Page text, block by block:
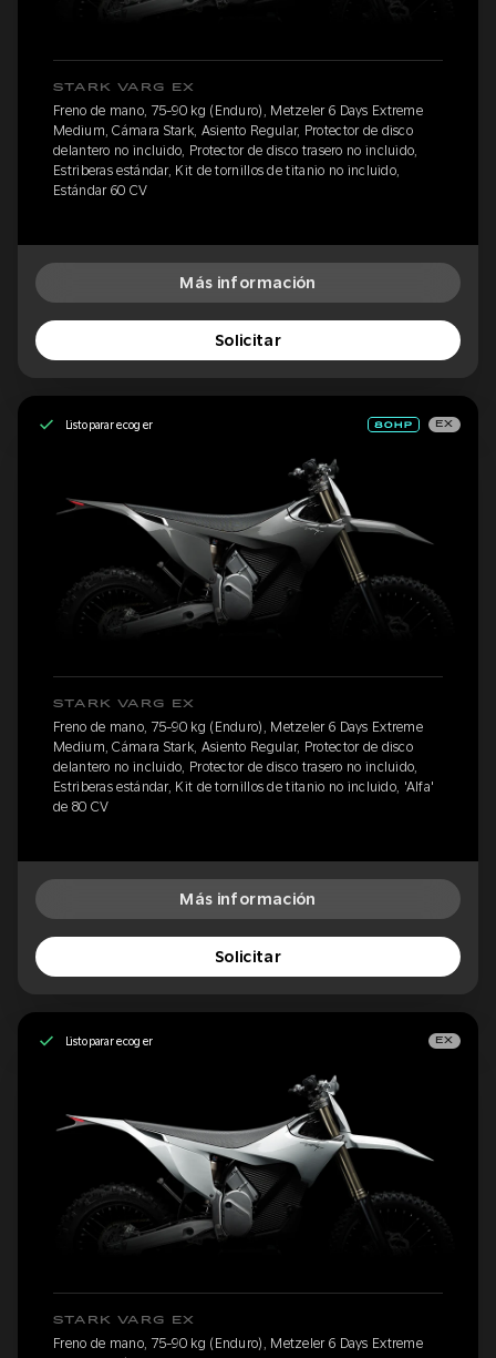
STARK VARG EX
Freno de mano, 75-90 kg (Enduro), Metzeler 6 Days Extreme
Medium, Cámara Stark, Asiento Regular, Protector de disco
delantero no incluido, Protector de disco trasero no incluido,
Estriberas estándar, Kit de tornillos de titanio no incluido,
Estándar 60 CV
Más información
Solicitar
Listo para recoger EX
STARK VARG EX
Freno de mano, 75-90 kg (Enduro), Metzeler 6 Days Extreme
Medium, Cámara Stark, Asiento Regular, Protector de disco
delantero no incluido, Protector de disco trasero no incluido,
Estriberas estándar, Kit de tornillos de titanio no incluido, 'Alfa'
de 80 CV
Más información
Solicitar
Listo para recoger EX
STARK VARG EX
Freno de mano, 75-90 kg (Enduro), Metzeler 6 Days Extreme